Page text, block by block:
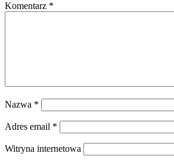
Komentarz *
Nazwa *
Adres email *
Witryna internetowa